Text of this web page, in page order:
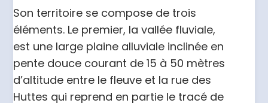
Son territoire se compose de trois
éléments. Le premier, la vallée fluviale,
est une large plaine alluviale inclinée en
pente douce courant de 15 à 50 mètres
d’altitude entre le fleuve et la rue des
Huttes qui reprend en partie le tracé de